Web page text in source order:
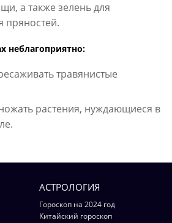
а также зелень для
пряностей.
неблагоприятно:
травянистые
растения, нуждающиеся в
АСТРОЛОГИЯ
Гороскоп на 2024 год
Китайский гороскоп